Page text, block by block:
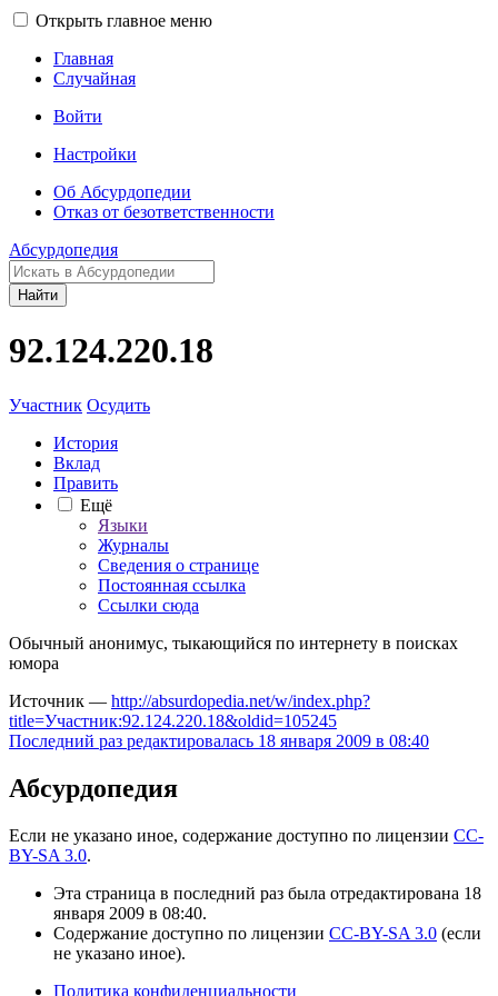
Открыть главное меню
Главная
Случайная
Войти
Настройки
Об Абсурдопедии
Отказ от безответственности
Абсурдопедия
Найти
92.124.220.18
Участник Осудить
История
Вклад
Править
Ещё
Языки
Журналы
Сведения о странице
Постоянная ссылка
Ссылки сюда
Обычный анонимус, тыкающийся по интернету в поисках
юмора
Источник — http://absurdopedia.net/w/index.php?
title=Участник:92.124.220.18&oldid=105245
Последний раз редактировалась 18 января 2009 в 08:40
Абсурдопедия
Если не указано иное, содержание доступно по лицензии CC-
BY-SA 3.0.
Эта страница в последний раз была отредактирована 18
января 2009 в 08:40.
Содержание доступно по лицензии CC-BY-SA 3.0 (если
не указано иное).
Политика конфиденциальности